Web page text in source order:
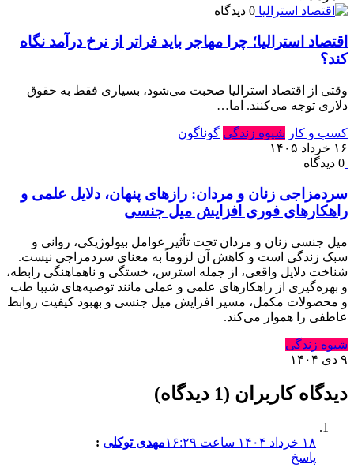
0 دیدگاه
اقتصاد استرالیا⁠؛ چرا مهاجر باید فراتر از نرخ درآمد نگاه
کند⁠؟‏
وقتی از اقتصاد استرالیا صحبت می‌شود⁠، بسیاری فقط به حقوق
دلاری توجه می‌کنند⁠.‏ اما…
کسب و کار شیوه زندگی گوناگون
۱۶ خرداد ۱۴۰۵
0 دیدگاه
سردمزاجی زنان و مردان: رازهای پنهان، دلایل علمی و
راهکارهای فوری افزایش میل جنسی
میل جنسی زنان و مردان تحت تأثیر عوامل بیولوژیکی، روانی و
سبک زندگی است و کاهش آن لزوماً به معنای سردمزاجی نیست.
شناخت دلایل واقعی، از جمله استرس، خستگی و ناهماهنگی رابطه،
و بهره‌گیری از راهکارهای علمی و عملی مانند توصیه‌های شیبا طب
و محصولات مکمل، مسیر افزایش میل جنسی و بهبود کیفیت روابط
عاطفی را هموار می‌کند.
شیوه زندگی
۹ دی ۱۴۰۴
دیدگاه کاربران (1 دیدگاه)
۱۸ خرداد ۱۴۰۴ ساعت ۱۶:۲۹ مهدی توکلی :
پاسخ